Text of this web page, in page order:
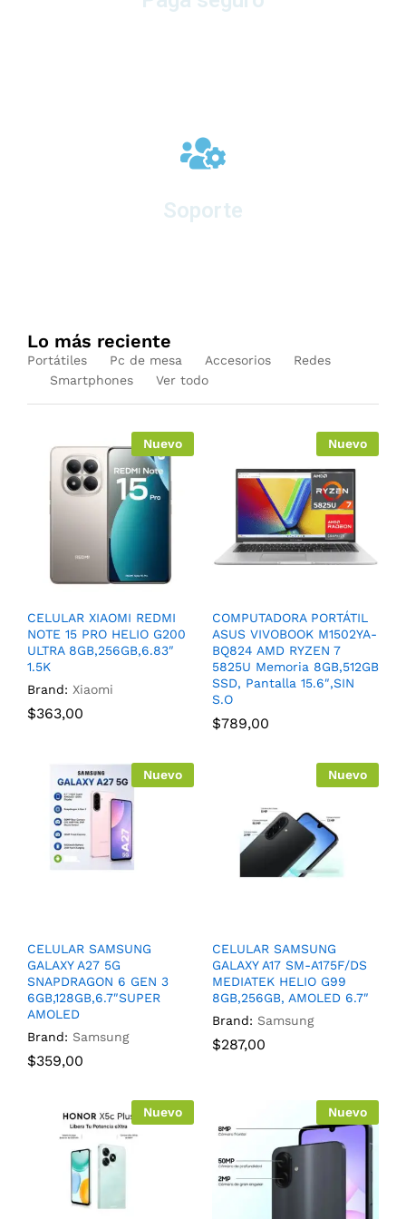
Soporte
Lo más reciente
Portátiles Pc de mesa Accesorios
Redes
Smartphones
Ver todo
Nuevo
CELULAR XIAOMI REDMI
NOTE 15 PRO HELIO G200
ULTRA 8GB,256GB,6.83″
1.5K
Brand: Xiaomi
$363,00
Nuevo
COMPUTADORA PORTÁTIL
ASUS VIVOBOOK M1502YA-
BQ824 AMD RYZEN 7
5825U Memoria 8GB,512GB
SSD, Pantalla 15.6″,SIN
S.O
$789,00
Nuevo
CELULAR SAMSUNG
GALAXY A27 5G
SNAPDRAGON 6 GEN 3
6GB,128GB,6.7″SUPER
AMOLED
Brand: Samsung
$359,00
Nuevo
CELULAR SAMSUNG
GALAXY A17 SM-A175F/DS
MEDIATEK HELIO G99
8GB,256GB, AMOLED 6.7″
Brand: Samsung
$287,00
Nuevo Nuevo